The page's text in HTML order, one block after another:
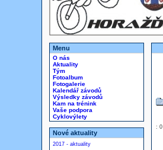
Menu
O nás
Aktuality
Tým
Fotoalbum
Fotogalerie
Kalendář závodů
Výsledky závodů
Kam na trénink
Vaše podpora
Cyklovýlety
Nové aktuality
2017 - aktuality
: 0